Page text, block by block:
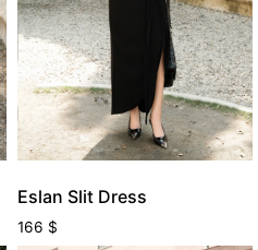
Eslan Slit Dress
166 $